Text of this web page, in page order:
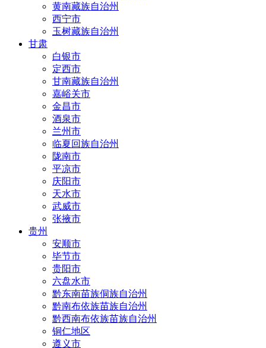
黄南藏族自治州
西宁市
玉树藏族自治州
甘肃
白银市
定西市
甘南藏族自治州
嘉峪关市
金昌市
酒泉市
兰州市
临夏回族自治州
陇南市
平凉市
庆阳市
天水市
武威市
张掖市
贵州
安顺市
毕节市
贵阳市
六盘水市
黔东南苗族侗族自治州
黔南布依族苗族自治州
黔西南布依族苗族自治州
铜仁地区
遵义市